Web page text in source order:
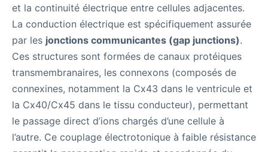
et la continuité électrique entre cellules adjacentes.
La conduction électrique est spécifiquement assurée
par les jonctions communicantes (gap junctions).
Ces structures sont formées de canaux protéiques
transmembranaires, les connexons (composés de
connexines, notamment la Cx43 dans le ventricule et
la Cx40/Cx45 dans le tissu conducteur), permettant
le passage direct d’ions chargés d’une cellule à
l’autre. Ce couplage électrotonique à faible résistance